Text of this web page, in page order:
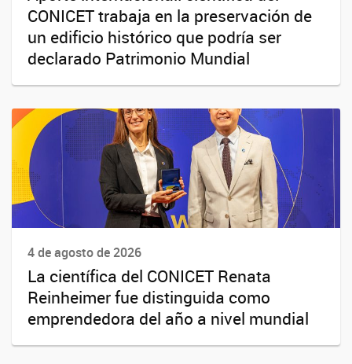
CONICET trabaja en la preservación de
un edificio histórico que podría ser
declarado Patrimonio Mundial
4 de agosto de 2026
La científica del CONICET Renata
Reinheimer fue distinguida como
emprendedora del año a nivel mundial